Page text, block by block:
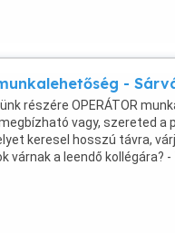
-
részére OPERÁTOR
vagy, szereted a
keresel hosszú távra,
várnak a leendő kollégára?
és gyártása munkautasítás